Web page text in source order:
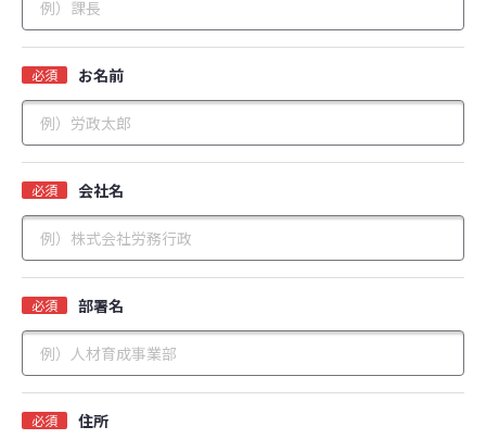
必須 お名前
必須 会社名
必須 部署名
必須 住所